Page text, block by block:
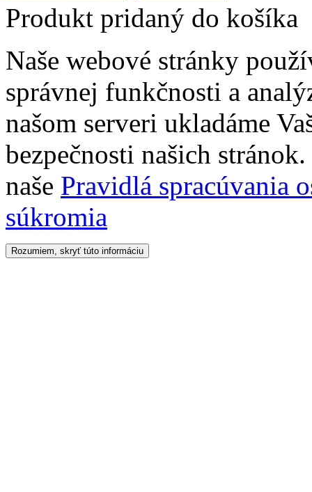
Produkt pridaný do košíka
Naše webové stránky
správnej funkčnosti a
našom serveri ukladáme
bezpečnosti našich
naše Pravidlá spracúvania
súkromia
Rozumiem, skryť túto informáciu